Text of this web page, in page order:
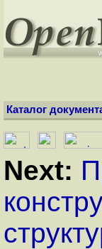
Каталог
Next: